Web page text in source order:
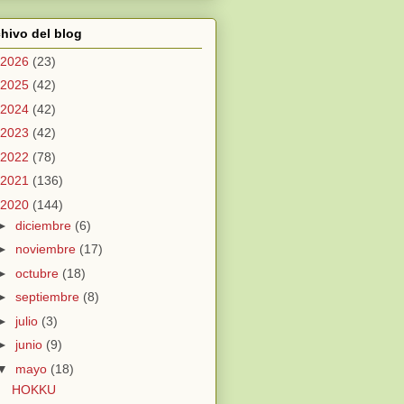
del blog
2026 (23)
2025 (42)
2024 (42)
2023 (42)
2022 (78)
2021 (136)
2020 (144)
diciembre (6)
noviembre (17)
octubre (18)
septiembre (8)
julio (3)
junio (9)
mayo (18)
HOKKU